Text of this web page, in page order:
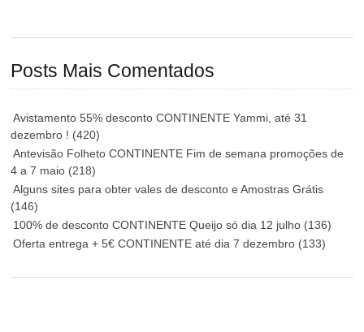
Posts Mais Comentados
Avistamento 55% desconto CONTINENTE Yammi, até 31
dezembro ! (420)
Antevisão Folheto CONTINENTE Fim de semana promoções de
4 a 7 maio (218)
Alguns sites para obter vales de desconto e Amostras Grátis
(146)
100% de desconto CONTINENTE Queijo só dia 12 julho (136)
Oferta entrega + 5€ CONTINENTE até dia 7 dezembro (133)